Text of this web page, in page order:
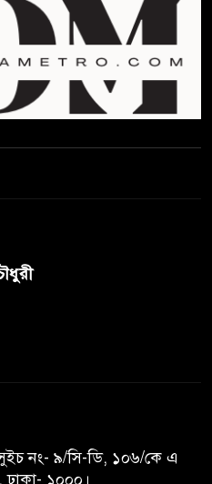
সভাপতির বিরুদ্ধে এবার
সংক্রান্ত অভিযোগ
নিয়ে রোনালদোর যে বড়
৪০ কোটি ডলারের ‘বলরুম
নং- ৯/সি-ডি, ১০৬/কে এ
ঢাকা- ১০০০।